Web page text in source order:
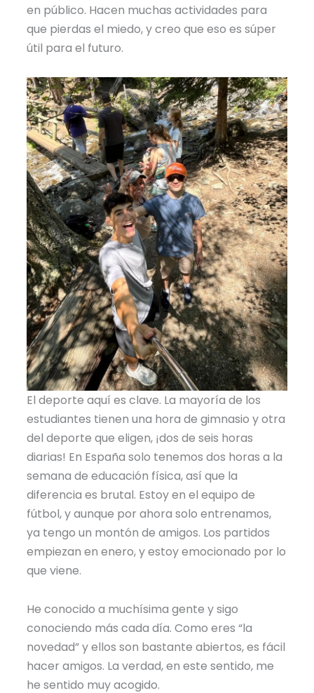
en público. Hacen muchas actividades para
que pierdas el miedo, y creo que eso es súper
útil para el futuro.
El deporte aquí es clave. La mayoría de los
estudiantes tienen una hora de gimnasio y otra
del deporte que eligen, ¡dos de seis horas
diarias! En España solo tenemos dos horas a la
semana de educación física, así que la
diferencia es brutal. Estoy en el equipo de
fútbol, y aunque por ahora solo entrenamos,
ya tengo un montón de amigos. Los partidos
empiezan en enero, y estoy emocionado por lo
que viene.
He conocido a muchísima gente y sigo
conociendo más cada día. Como eres “la
novedad” y ellos son bastante abiertos, es fácil
hacer amigos. La verdad, en este sentido, me
he sentido muy acogido.